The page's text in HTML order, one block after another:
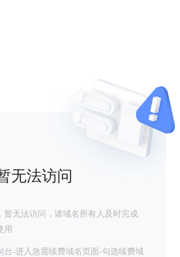
无法访问
暂无法访问，请域名所有人及时完成
用
台-进入急需续费域名页面-勾选续费域